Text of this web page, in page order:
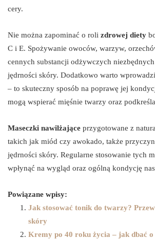
cery.
Nie można zapominać o roli zdrowej diety
C i E. Spożywanie owoców, warzyw,
cennych substancji odżywczych
jędrności skóry. Dodatkowo warto
– to skuteczny sposób na poprawę jej
mogą wspierać mięśnie twarzy oraz
Maseczki nawilżające przygotowane z
takich jak miód czy awokado, także
jędrności skóry. Regularne stosowanie tych
wpłynąć na wygląd oraz ogólną kondycję
Powiązane wpisy:
Jak stosować tonik do twarzy?
skóry
Kremy po 40 roku życia – jak dbać o